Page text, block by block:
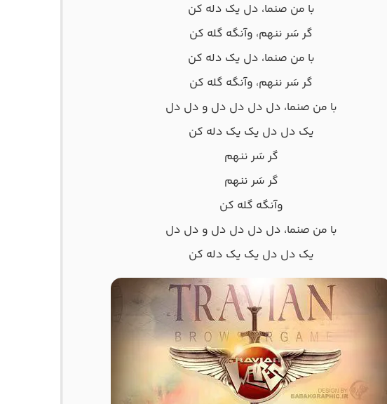
با من صنما، دل یک دله کن
گر سَر ننهم، وآنگه گله کن
با من صنما، دل یک دله کن
گر سَر ننهم، وآنگه گله کن
با من صنما، دل دل دل دل و دل دل
یک دل دل یک یک دله کن
گر سَر ننهم
گر سَر ننهم
وآنگه گله کن
با من صنما، دل دل دل دل و دل دل
یک دل دل یک یک دله کن